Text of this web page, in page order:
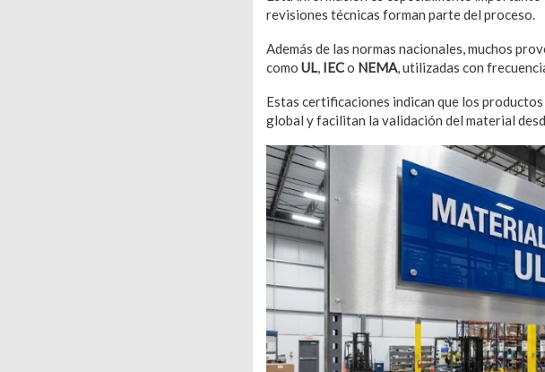
revisiones técnicas forman parte del proceso.
Además de las normas nacionales, muchos
como UL, IECo NEMA, utilizadas con
Estas certificaciones indican que los
global y facilitan la validación del material